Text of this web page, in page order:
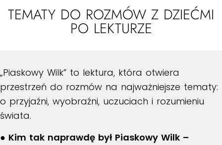
TEMATY DO ROZMÓW Z DZIEĆMI
PO LEKTURZE
„Piaskowy Wilk” to lektura, która otwiera
przestrzeń do rozmów na najważniejsze tematy:
o przyjaźni, wyobraźni, uczuciach i rozumieniu
świata.
● Kim tak naprawdę był Piaskowy Wilk –